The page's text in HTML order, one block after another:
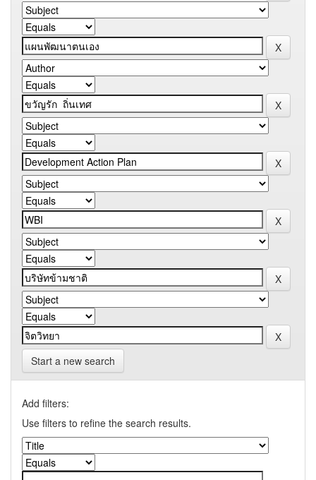
Start a new search
Add filters:
Use filters to refine the search results.